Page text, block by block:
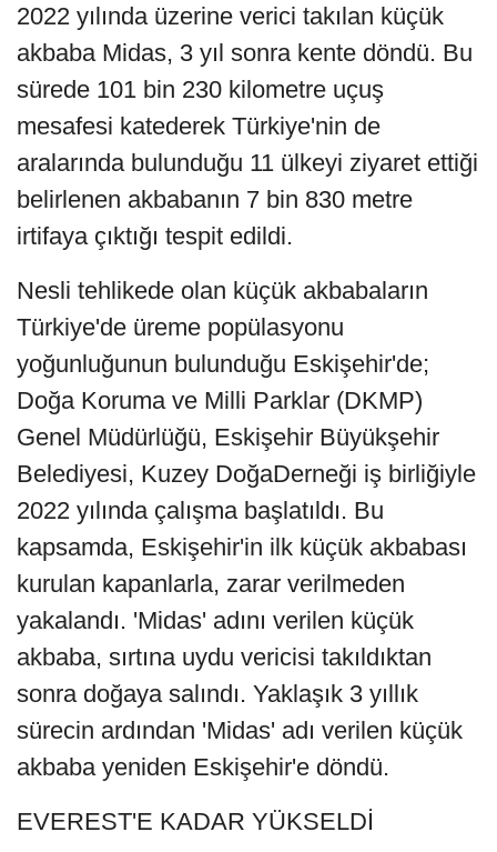
2022 yılında üzerine verici takılan küçük
akbaba Midas, 3 yıl sonra kente döndü. Bu
sürede 101 bin 230 kilometre uçuş
mesafesi katederek Türkiye'nin de
aralarında bulunduğu 11 ülkeyi ziyaret ettiği
belirlenen akbabanın 7 bin 830 metre
irtifaya çıktığı tespit edildi.
Nesli tehlikede olan küçük akbabaların
Türkiye'de üreme popülasyonu
yoğunluğunun bulunduğu Eskişehir'de;
Doğa Koruma ve Milli Parklar (DKMP)
Genel Müdürlüğü, Eskişehir Büyükşehir
Belediyesi, Kuzey DoğaDerneği iş birliğiyle
2022 yılında çalışma başlatıldı. Bu
kapsamda, Eskişehir'in ilk küçük akbabası
kurulan kapanlarla, zarar verilmeden
yakalandı. 'Midas' adını verilen küçük
akbaba, sırtına uydu vericisi takıldıktan
sonra doğaya salındı. Yaklaşık 3 yıllık
sürecin ardından 'Midas' adı verilen küçük
akbaba yeniden Eskişehir'e döndü.
EVEREST'E KADAR YÜKSELDİ